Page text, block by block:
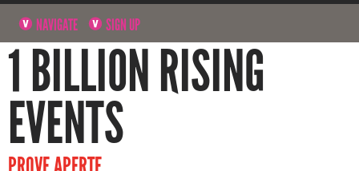
NAVIGATE SIGN UP
1 BILLION RISING
EVENTS